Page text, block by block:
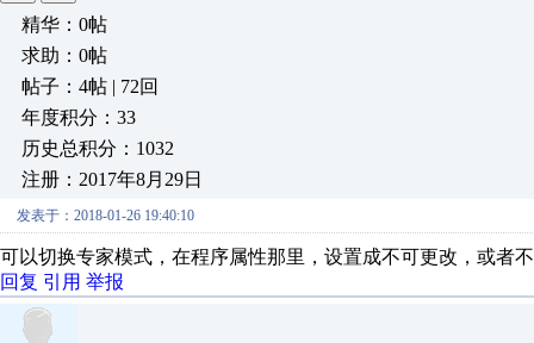
精华：0帖
求助：0帖
帖子：4帖 | 72回
年度积分：33
历史总积分：1032
注册：2017年8月29日
发表于：2018-01-26 19:40:10
可以切换专家模式，在程序属性那里，设置成不可更改，或者
回复 引用 举报